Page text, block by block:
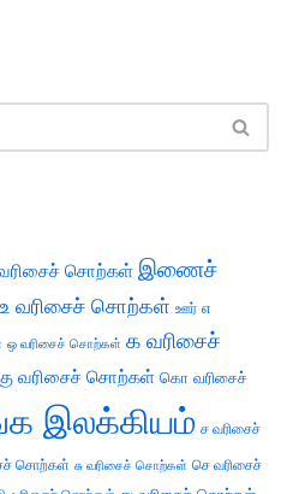
சொற்கள் இணைச்
உ வரிசைச் சொற்கள் ஊர் எ
ஒ வரிசைச் சொற்கள் க வரிசைச்
வரிசைச் சொற்கள் கொ வரிசைச்
இலக்கியம் ச வரிசைச்
சொற்கள் சு வரிசைச் சொற்கள் செ வரிசைச்